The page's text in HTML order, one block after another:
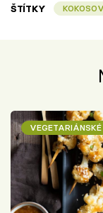
ŠTÍTKY
VEGETARIÁNSKÉ